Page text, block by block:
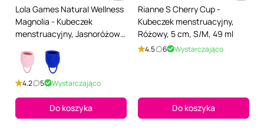
Lola Games Natural Wellness
Magnolia - Kubeczek
menstruacyjny, Jasnoróżowy,
4.2 5 Wystarczająco
Do koszyka
Rianne S Cherry Cup -
Kubeczek menstruacyjny,
Różowy, 5 cm, S/M, 49 ml
4.5 6 Wystarczająco
Do koszyka